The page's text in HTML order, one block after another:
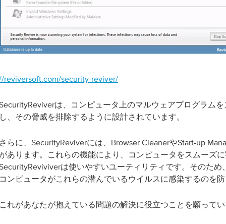
reviversoft.com/security-reviver/
は、コンピュータ上のマルウェアプログラム
、その脅威を排除するように設計されています。
らに、SecurityReviverには、Browser CleanerやStart-up
あります。これらの機能により、コンピュータをスムーズ
は使いやすいユーティリティです。そのため
ンピュータがこれらの潜んでいるウイルスに感染するのを
れがあなたが抱えている問題の解決に役立つことを願って